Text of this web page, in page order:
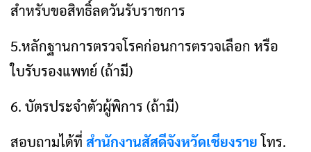
สำหรับขอสิทธิ์ลดวันรับราชการ
5.หลักฐานการตรวจโรคก่อนการตรวจเลือก หรือ
ใบรับรองแพทย์ (ถ้ามี)
6. บัตรประจำตัวผู้พิการ (ถ้ามี)
สอบถามได้ที่ สำนักงานสัสดีจังหวัดเชียงรายโทร.